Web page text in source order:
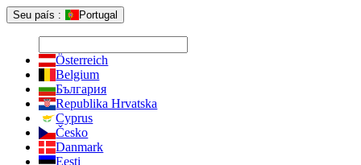
Seu país : Portugal
Österreich
Belgium
България
Republika Hrvatska
Cyprus
Česko
Danmark
Eesti